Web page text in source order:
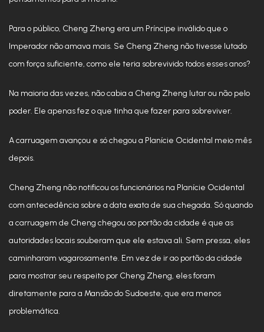
Para o público, Cheng Zheng era um Príncipe inválido que o
Imperador não amava mais. Se Cheng Zheng não tivesse lutado
com força suficiente, como ele teria sobrevivido todos esses anos?
Na maioria das vezes, não cabia a Cheng Zheng lutar ou não pelo
poder. Ele apenas fez o que tinha que fazer para sobreviver.
A carruagem avançou e só chegou a Planície Ocidental meio mês
depois.
Cheng Zheng não notificou os funcionários na Planície Ocidental
com antecedência sobre a data exata de sua chegada. Só quando
a carruagem de Cheng chegou ao portão da cidade é que as
autoridades locais souberam que ele estava ali. Sem pressa, eles
caminharam vagarosamente. Em vez de ir ao portão da cidade
para mostrar seu respeito por Cheng Zheng, eles foram
diretamente para a Mansão do Sudoeste, que era menos
problemática.